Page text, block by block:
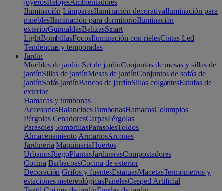
joyerosRelojesAmbientadores
Iluminación LámparasIluminación decorativaIluminación para
mueblesIluminación para dormitorioIluminación
exteriorGuirnaldasBalizasSmart
LightBombillasFocosIluminación con rielesCintas Led
Tendencias y temporadas
Jardín
Muebles de jardín Set de jardínConjuntos de mesas y sillas de
jardínSillas de jardínMesas de jardínConjuntos de sofás de
jardínSofás jardínBancos de jardínSillas colgantesEstufas de
exterior
Hamacas y tumbonas
AccesoriosBalancinesTumbonasHamacasColumpios
Pérgolas CenadoresCarpasPérgolas
Parasoles SombrillasParasolesToldos
Almacenamiento ArmariosArcones
Jardinería MaquinariaHuertos
UrbanosRiegoPlantasJardinerasCompostadores
Cocina BarbacoasCocina de exterior
Decoración Grifos y fuentesEstatuasMacetasTermómetros y
estaciones metereológicasPanelesCesped Artificial